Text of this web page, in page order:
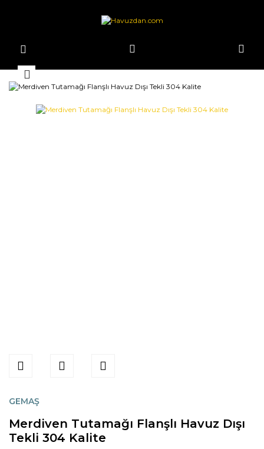
GEMAŞ
Merdiven Tutamağı Flanşlı Havuz Dışı
Tekli 304 Kalite